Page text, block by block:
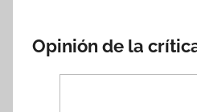
Opinión de la